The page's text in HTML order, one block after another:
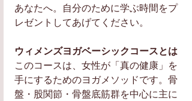
あなたへ。自分のために学ぶ時間をプ
レゼントしてあげてください。
ウィメンズヨガベーシックコースとは
このコースは、女性が「真の健康」を
手にするためのヨガメソッドです。骨
盤・股関節・骨盤底筋群を中心に主に